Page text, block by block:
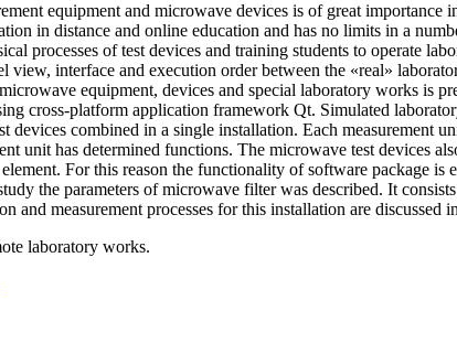
equipment and microwave devices is of great importance
in distance and online education and has no limits in a
processes of test devices and training students to operate
interface and execution order between the «real»
equipment, devices and special laboratory works is
cross-platform application framework Qt. Simulated
combined in a single installation. Each measurement
unit has determined functions. The microwave test devices
For this reason the functionality of software package is
the parameters of microwave filter was described. It
measurement processes for this installation are discussed
laboratory works.